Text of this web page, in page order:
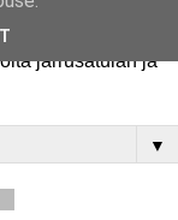
jarrusatulan ja
▼